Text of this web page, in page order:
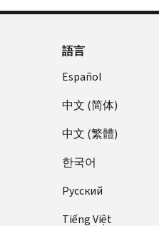
語言
Español
中文 (简体)
中文 (繁體)
한국어
Pусский
Tiếng Việt